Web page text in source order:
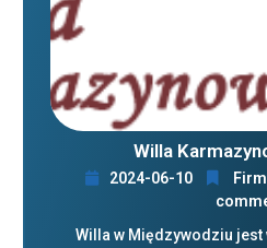
Willa
2024-06-10
Willa w Międzywodziu